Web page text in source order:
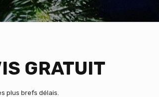
GRATUIT
plus brefs délais.